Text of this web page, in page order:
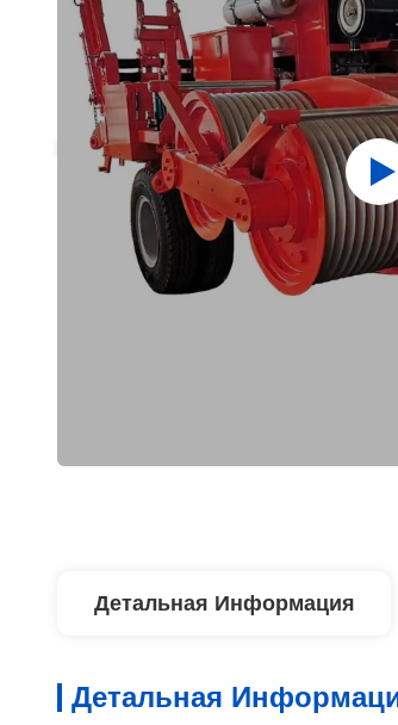
Детальная Информация
Детальная